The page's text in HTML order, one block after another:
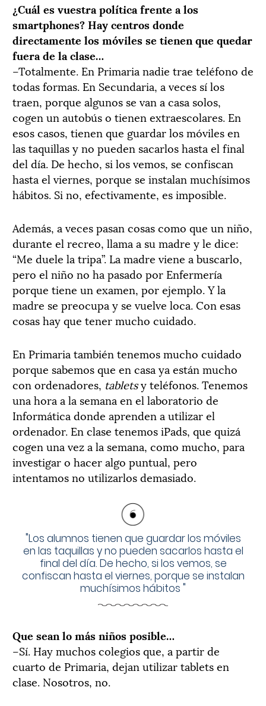
¿Cuál es vuestra política frente a los
smartphones? Hay centros donde
directamente los móviles se tienen que quedar
fuera de la clase…
–Totalmente. En Primaria nadie trae teléfono de
todas formas. En Secundaria, a veces sí los
traen, porque algunos se van a casa solos,
cogen un autobús o tienen extraescolares. En
esos casos, tienen que guardar los móviles en
las taquillas y no pueden sacarlos hasta el final
del día. De hecho, si los vemos, se confiscan
hasta el viernes, porque se instalan muchísimos
hábitos. Si no, efectivamente, es imposible.
Además, a veces pasan cosas como que un niño,
durante el recreo, llama a su madre y le dice:
“Me duele la tripa”. La madre viene a buscarlo,
pero el niño no ha pasado por Enfermería
porque tiene un examen, por ejemplo. Y la
madre se preocupa y se vuelve loca. Con esas
cosas hay que tener mucho cuidado.
En Primaria también tenemos mucho cuidado
porque sabemos que en casa ya están mucho
con ordenadores, tabletsy teléfonos. Tenemos
una hora a la semana en el laboratorio de
Informática donde aprenden a utilizar el
ordenador. En clase tenemos iPads, que quizá
cogen una vez a la semana, como mucho, para
investigar o hacer algo puntual, pero
intentamos no utilizarlos demasiado.
"Los alumnos tienen que guardar los móviles
en las taquillas y no pueden sacarlos hasta el
final del día. De hecho, si los vemos, se
confiscan hasta el viernes, porque se instalan
muchísimos hábitos "
Que sean lo más niños posible…
–Sí. Hay muchos colegios que, a partir de
cuarto de Primaria, dejan utilizar tablets en
clase. Nosotros, no.